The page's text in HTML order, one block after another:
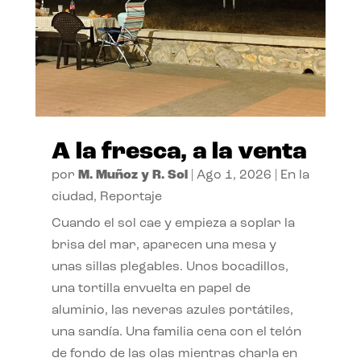
A la fresca, a la venta
por M. Muñoz y R. Sol| Ago 1, 2026
En la
ciudad, Reportaje
Cuando el sol cae y empieza a soplar la
brisa del mar, aparecen una mesa y
unas sillas plegables. Unos bocadillos,
una tortilla envuelta en papel de
aluminio, las neveras azules portátiles,
una sandía. Una familia cena con el telón
de fondo de las olas mientras charla en